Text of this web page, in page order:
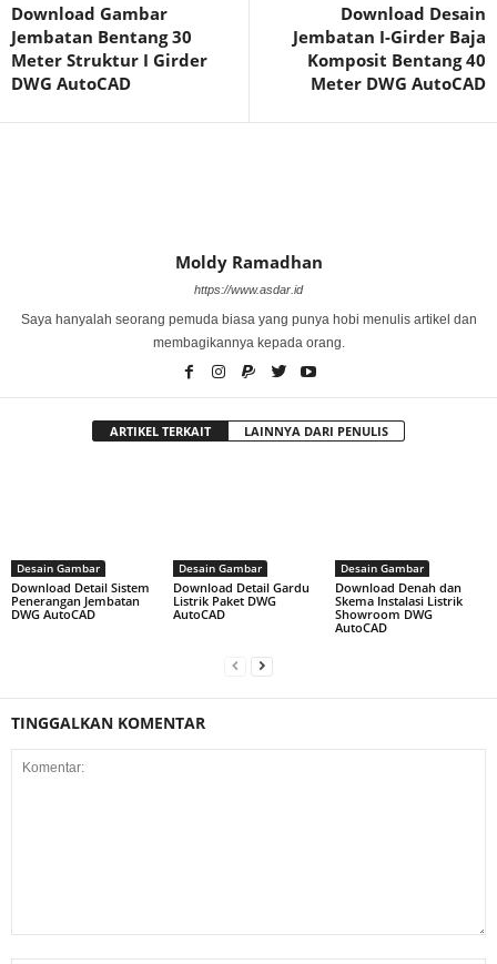
Download Gambar
Jembatan Bentang 30
Meter Struktur I Girder
DWG AutoCAD
Download Desain
Jembatan I-Girder Baja
Komposit Bentang 40
Meter DWG AutoCAD
Moldy Ramadhan
https://www.asdar.id
Saya hanyalah seorang pemuda biasa yang punya hobi menulis artikel dan
membagikannya kepada orang.
ARTIKEL TERKAIT LAINNYA DARI PENULIS
Desain Gambar
Download Detail Sistem
Penerangan Jembatan
DWG AutoCAD
Desain Gambar
Download Detail Gardu
Listrik Paket DWG
AutoCAD
Desain Gambar
Download Denah dan
Skema Instalasi Listrik
Showroom DWG
AutoCAD
TINGGALKAN KOMENTAR